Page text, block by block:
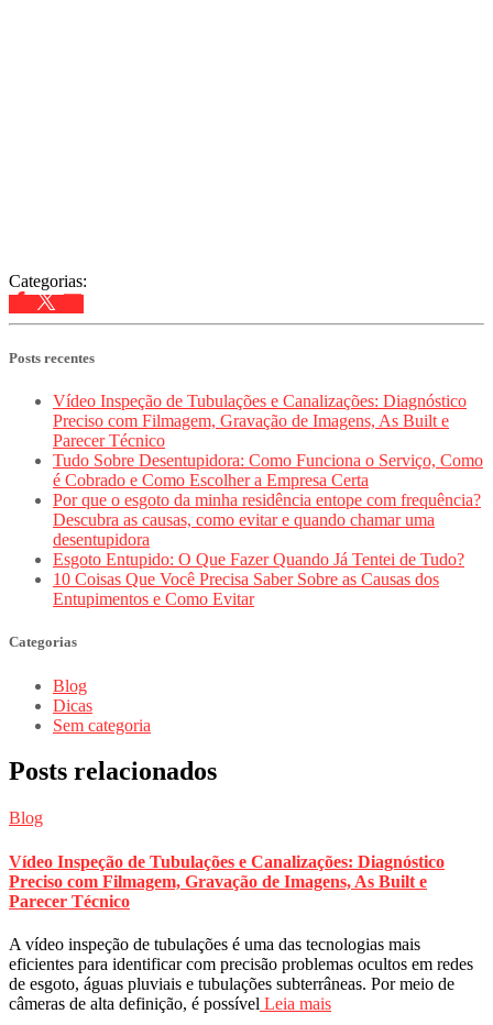
Categorias:
Posts recentes
Vídeo Inspeção de Tubulações e Canalizações: Diagnóstico
Preciso com Filmagem, Gravação de Imagens, As Built e
Parecer Técnico
Tudo Sobre Desentupidora: Como Funciona o Serviço, Como
é Cobrado e Como Escolher a Empresa Certa
Por que o esgoto da minha residência entope com frequência?
Descubra as causas, como evitar e quando chamar uma
desentupidora
Esgoto Entupido: O Que Fazer Quando Já Tentei de Tudo?
10 Coisas Que Você Precisa Saber Sobre as Causas dos
Entupimentos e Como Evitar
Categorias
Blog
Dicas
Sem categoria
Posts relacionados
Blog
Vídeo Inspeção de Tubulações e Canalizações: Diagnóstico
Preciso com Filmagem, Gravação de Imagens, As Built e
Parecer Técnico
A vídeo inspeção de tubulações é uma das tecnologias mais
eficientes para identificar com precisão problemas ocultos em redes
de esgoto, águas pluviais e tubulações subterrâneas. Por meio de
câmeras de alta definição, é possível Leia mais